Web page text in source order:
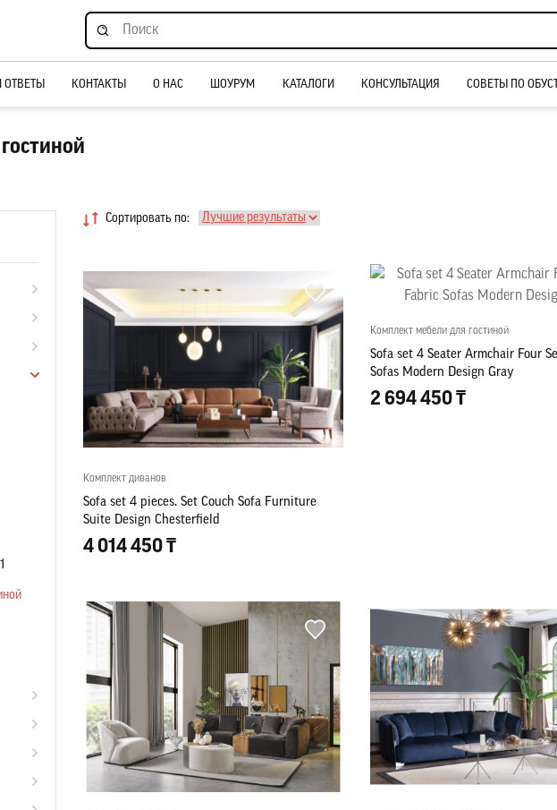
ОТВЕТЫ КОНТАКТЫ О НАС ШОУРУМ КАТАЛОГИ КОНСУЛЬТАЦИЯ СОВЕТЫ ПО
Сортировать по:
Комплект диванов
Sofa set 4 pieces. Set Couch Sofa Furniture
Suite Design Chesterfield
4 014 450 ₸
Комплект мебели для гостиной
Sofa set 4 Seater Armchair Four
Sofas Modern Design Gray
2 694 450 ₸